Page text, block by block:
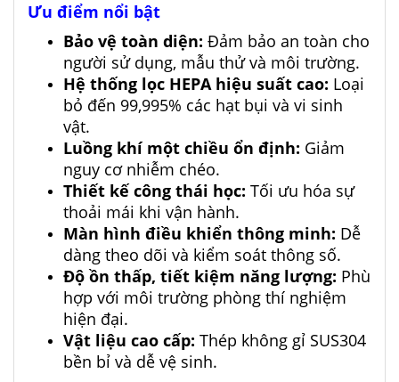
Ưu điểm nổi bật
Bảo vệ toàn diện: Đảm bảo an toàn cho
người sử dụng, mẫu thử và môi trường.
Hệ thống lọc HEPA hiệu suất cao: Loại
bỏ đến 99,995% các hạt bụi và vi sinh
vật.
Luồng khí một chiều ổn định: Giảm
nguy cơ nhiễm chéo.
Thiết kế công thái học: Tối ưu hóa sự
thoải mái khi vận hành.
Màn hình điều khiển thông minh: Dễ
dàng theo dõi và kiểm soát thông số.
Độ ồn thấp, tiết kiệm năng lượng: Phù
hợp với môi trường phòng thí nghiệm
hiện đại.
Vật liệu cao cấp: Thép không gỉ SUS304
bền bỉ và dễ vệ sinh.